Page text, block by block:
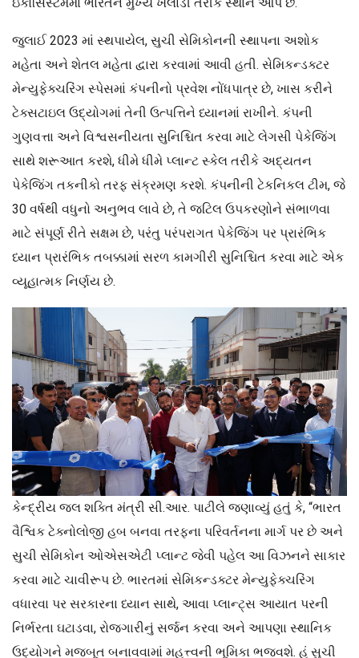
ઇકોસિસ્ટમમાં ભારતને મુખ્ય ખેલાડી તરીકે સ્થાન આપે છે.
જુલાઈ 2023 માં સ્થપાયેલ, સુચી સેમિકોનની સ્થાપના અશોક
મહેતા અને શેતલ મહેતા દ્વારા કરવામાં આવી હતી. સેમિકન્ડક્ટર
મેન્યુફેક્ચરિંગ સ્પેસમાં કંપનીનો પ્રવેશ નોંધપાત્ર છે, ખાસ કરીને
ટેક્સટાઇલ ઉદ્યોગમાં તેની ઉત્પત્તિને ધ્યાનમાં રાખીને. કંપની
ગુણવત્તા અને વિશ્વસનીયતા સુનિશ્ચિત કરવા માટે લેગસી પેકેજિંગ
સાથે શરૂઆત કરશે, ધીમે ધીમે પ્લાન્ટ સ્કેલ તરીકે અદ્યતન
પેકેજિંગ તકનીકો તરફ સંક્રમણ કરશે. કંપનીની ટેકનિકલ ટીમ, જે
30 વર્ષથી વધુનો અનુભવ લાવે છે, તે જટિલ ઉપકરણોને સંભાળવા
માટે સંપૂર્ણ રીતે સક્ષમ છે, પરંતુ પરંપરાગત પેકેજિંગ પર પ્રારંભિક
ધ્યાન પ્રારંભિક તબક્કામાં સરળ કામગીરી સુનિશ્ચિત કરવા માટે એક
વ્યૂહાત્મક નિર્ણય છે.
કેન્દ્રીય જલ શક્તિ મંત્રી સી.આર. પાટીલે જણાવ્યું હતું કે, “ભારત
વૈશ્વિક ટેક્નોલોજી હબ બનવા તરફના પરિવર્તનના માર્ગ પર છે અને
સુચી સેમિકોન ઓએસએટી પ્લાન્ટ જેવી પહેલ આ વિઝનને સાકાર
કરવા માટે ચાવીરૂપ છે. ભારતમાં સેમિકન્ડક્ટર મેન્યુફેક્ચરિંગ
વધારવા પર સરકારના ધ્યાન સાથે, આવા પ્લાન્ટ્સ આયાત પરની
નિર્ભરતા ઘટાડવા, રોજગારીનું સર્જન કરવા અને આપણા સ્થાનિક
ઉદ્યોગને મજબૂત બનાવવામાં મહત્ત્વની ભૂમિકા ભજવશે. હું સુચી